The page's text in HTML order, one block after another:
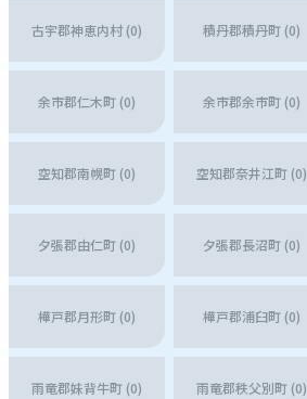
古宇郡神恵内村 (0) 積丹郡積丹町 (0)
余市郡仁木町 (0) 余市郡余市町 (0)
空知郡南幌町 (0) 空知郡奈井江町 (0)
夕張郡由仁町 (0) 夕張郡長沼町 (0)
樺戸郡月形町 (0) 樺戸郡浦臼町 (0)
雨竜郡妹背牛町 (0) 雨竜郡秩父別町 (0)